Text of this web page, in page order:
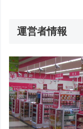
運営者情報